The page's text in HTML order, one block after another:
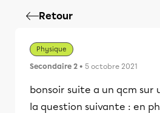
Retour
Physique
Secondaire 2 • 5 octobre 2021
bonsoir suite a un qcm
la question suivante : en